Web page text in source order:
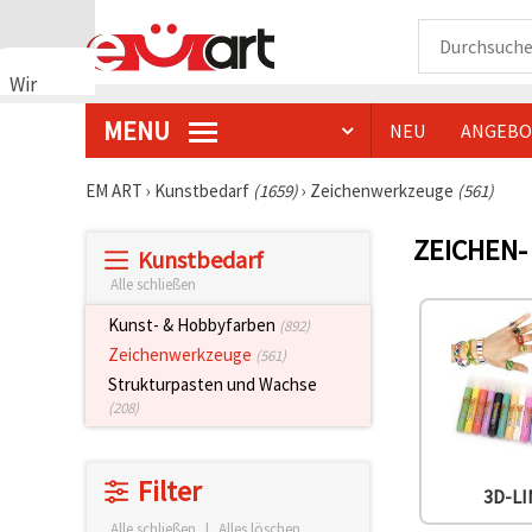
Wir
verwenden
ordnungsgemäße
Nutzungserlebnis
MENU NEU
EM ART › Kunstbedarf (1659)› Zeichenwerkzeuge (561)
Kunstbedarf
Alle schließen
Kunst- & Hobbyfarben (892)
Zeichenwerkzeuge (561)
Strukturpasten und Wachse
(208)
Filter 3D-